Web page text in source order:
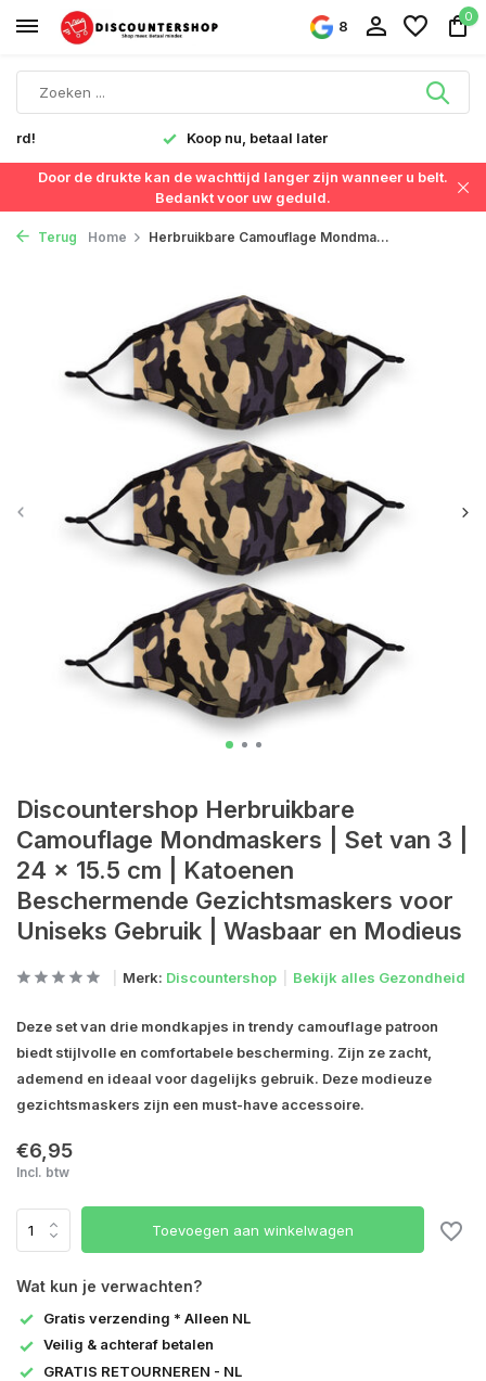
8
0
Koop nu, betaal later
Door de drukte kan de wachttijd langer zijn wanneer u belt.
Bedankt voor uw geduld.
Terug Home Herbruikbare Camouflage Mondma...
Discountershop Herbruikbare
Camouflage Mondmaskers | Set van 3 |
24 x 15.5 cm | Katoenen
Beschermende Gezichtsmaskers voor
Uniseks Gebruik | Wasbaar en Modieus
Merk: Discountershop Bekijk alles Gezondheid
Deze set van drie mondkapjes in trendy camouflage patroon
biedt stijlvolle en comfortabele bescherming. Zijn ze zacht,
ademend en ideaal voor dagelijks gebruik. Deze modieuze
gezichtsmaskers zijn een must-have accessoire.
€6,95
Incl. btw
Toevoegen aan winkelwagen
Wat kun je verwachten?
Gratis verzending * Alleen NL
Veilig & achteraf betalen
GRATIS RETOURNEREN - NL